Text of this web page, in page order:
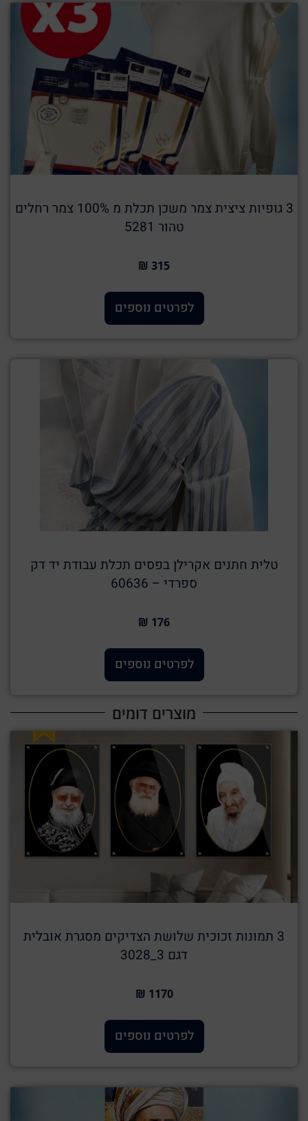
3 גופיות ציצית צמר משכן תכלת מ 100% צמר רחלים
טהור 5281
315 ₪
לפרטים נוספים
טלית חתנים אקרילן בפסים תכלת עבודת יד דק
ספרדי – 60636
176 ₪
לפרטים נוספים
מוצרים דומים
3 תמונות זכוכית שלושת הצדיקים מסגרת אובלית
דגם 3_3028
1170 ₪
לפרטים נוספים